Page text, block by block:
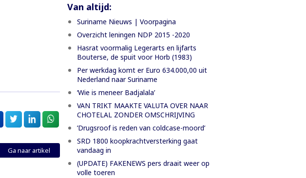
Ga naar artikel
Van altijd:
Suriname Nieuws | Voorpagina
Overzicht leningen NDP 2015 -2020
Hasrat voormalig Legerarts en lijfarts
Bouterse, de spuit voor Horb (1983)
Per werkdag komt er Euro 634.000,00 uit
Nederland naar Suriname
‘Wie is meneer Badjalala’
VAN TRIKT MAAKTE VALUTA OVER NAAR
CHOTELAL ZONDER OMSCHRIJVING
’Drugsroof is reden van coldcase-moord’
SRD 1800 koopkrachtversterking gaat
vandaag in
(UPDATE) FAKENEWS pers draait weer op
volle toeren